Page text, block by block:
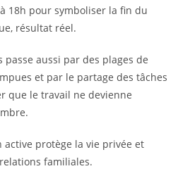
18h pour symboliser la fin du
résultat réel.
passe aussi par des plages de
et par le partage des tâches
que le travail ne devienne
active protège la vie privée et
familiales.